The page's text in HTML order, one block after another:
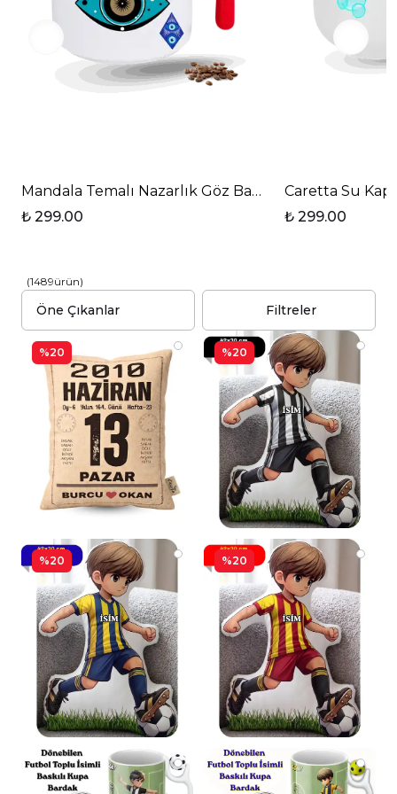
Mandala Temalı Nazarlık Göz Baskılı T Saplı
₺ 299.00
Caretta Su
₺ 299.00
(1489ürün)
Filtreler
%20 %20
%20 %20